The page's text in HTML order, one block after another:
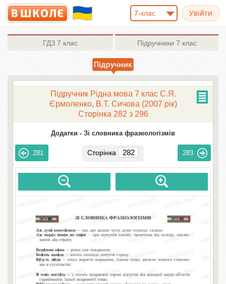
7-клас
ГДЗ 7 клас Підручники 7 клас
Підручник Рідна мова 7 клас С.Я.
Єрмоленко, В.Т. Сичова (2007 рік)
Сторінка 282 з 296
Додатки - Зі словника фразеологізмів
281 Сторінка 283